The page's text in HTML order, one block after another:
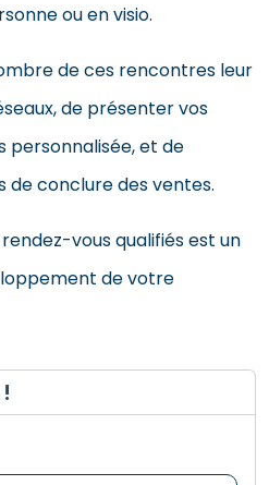
ou en visio.
de ces rencontres leur
de présenter vos
personnalisée, et de
de conclure des ventes.
vous qualifiés est un
de votre